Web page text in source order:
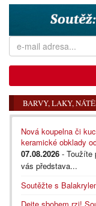
BARVY, LAKY,
Nová koupelna či
keramické obklady
07.08.2026 - Toužíte
vás představa...
Soutěžte s